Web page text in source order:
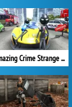
Amazing Crime Strange Stickman